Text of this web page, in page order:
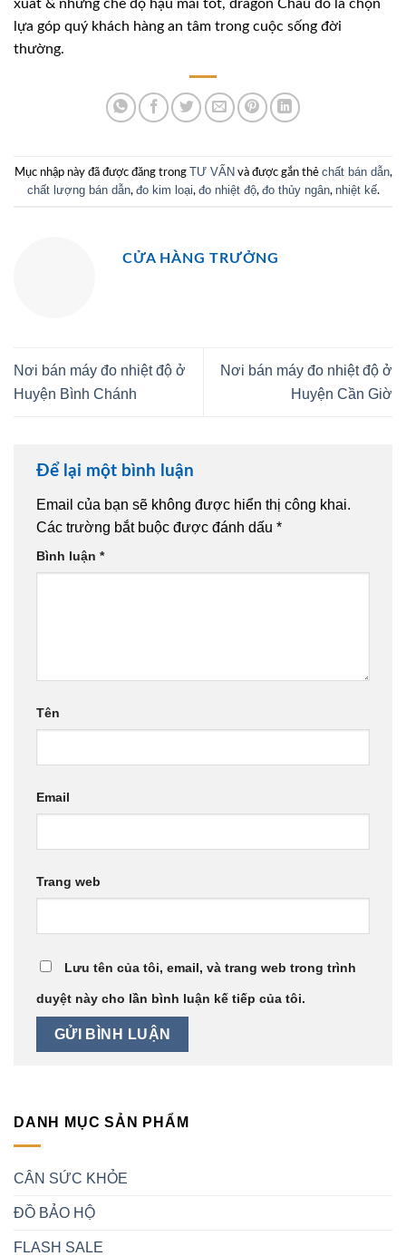
xuất & những chế độ hậu mãi tốt, dragon Châu đó là chọn
lựa góp quý khách hàng an tâm trong cuộc sống đời
thường.
Mục nhập này đã được đăng trong TƯ VẤN và được gắn thẻ chất bán dẫn,
chất lượng bán dẫn, đo kim loại, đo nhiệt độ, đo thủy ngân, nhiệt kế.
CỬA HÀNG TRƯỞNG
Nơi bán máy đo nhiệt độ ở
Huyện Bình Chánh
Nơi bán máy đo nhiệt độ ở
Huyện Cần Giờ
Để lại một bình luận
Email của bạn sẽ không được hiển thị công khai.
Các trường bắt buộc được đánh dấu *
Bình luận *
Tên
Email
Trang web
Lưu tên của tôi, email, và trang web trong trình
duyệt này cho lần bình luận kế tiếp của tôi.
DANH MỤC SẢN PHẨM
CÂN SỨC KHỎE
ĐỒ BẢO HỘ
FLASH SALE